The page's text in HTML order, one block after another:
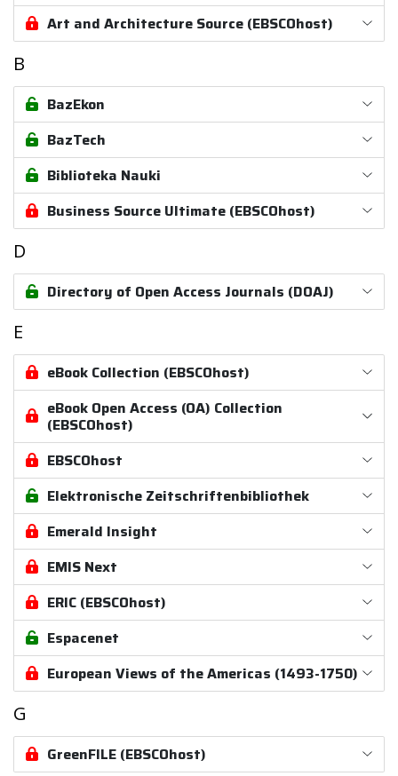
Art and Architecture Source (EBSCOhost)
B
BazEkon
BazTech
Biblioteka Nauki
Business Source Ultimate (EBSCOhost)
D
Directory of Open Access Journals (DOAJ)
E
eBook Collection (EBSCOhost)
eBook Open Access (OA) Collection
(EBSCOhost)
EBSCOhost
Elektronische Zeitschriftenbibliothek
Emerald Insight
EMIS Next
ERIC (EBSCOhost)
Espacenet
European Views of the Americas (1493-1750)
G
GreenFILE (EBSCOhost)